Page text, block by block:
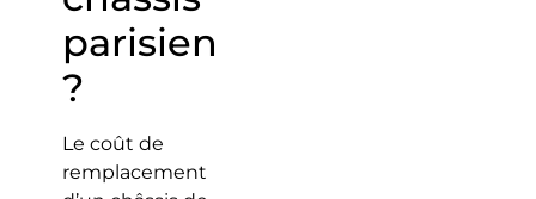
parisien
?
Le coût de
remplacement